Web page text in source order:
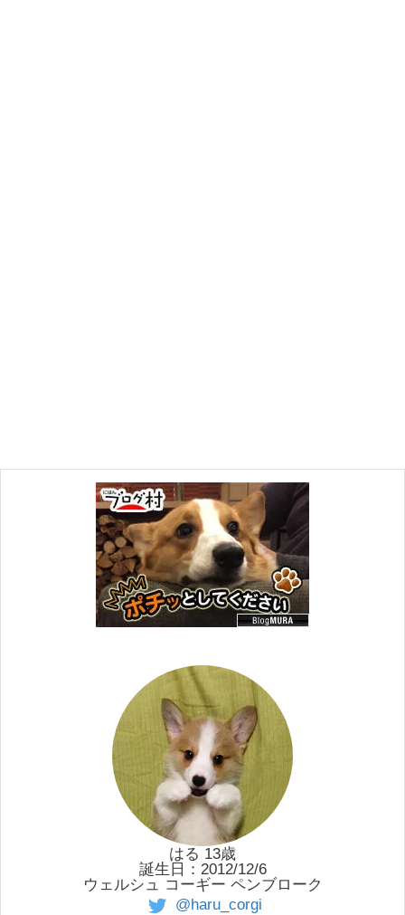
はる 13歳
誕生日：2012/12/6
ウェルシュ コーギー ペンブローク
@haru_corgi